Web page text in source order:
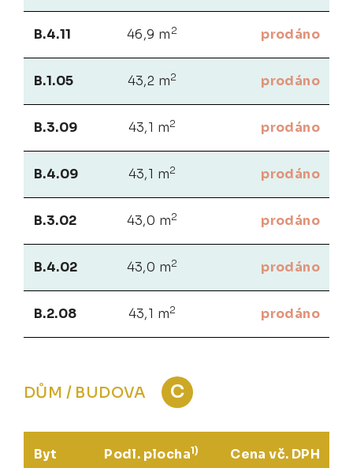
B.4.11 46,9 m 2 prodáno
B.1.05 43,2 m2 prodáno
B.3.09 43,1 m2 prodáno
B.4.09 43,1 m2 prodáno
B.3.02 43,0 m2 prodáno
B.4.02 43,0 m2 prodáno
B.2.08 43,1 m2 prodáno
DŮM / BUDOVA C
Byt Podl. plocha1) Cena vč. DPH